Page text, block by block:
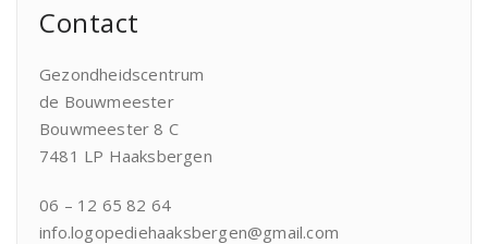
Contact
Gezondheidscentrum
de Bouwmeester
Bouwmeester 8 C
7481 LP Haaksbergen
06 – 12 65 82 64
info.logopediehaaksbergen@gmail.com